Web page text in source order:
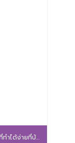
ได้ง่ายที่บ้าน